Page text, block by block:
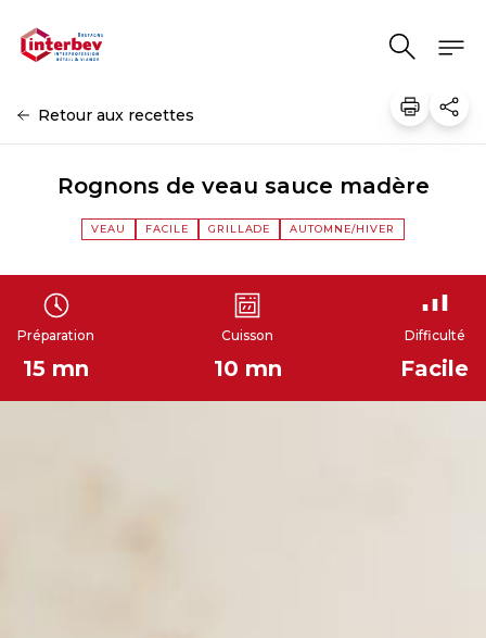
Retour aux recettes
Rognons de veau sauce madère
VEAU FACILE GRILLADE AUTOMNE/HIVER
Préparation
15 mn
Cuisson
10 mn
Difficulté
Facile